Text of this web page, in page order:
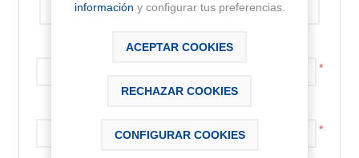
Código postal:
*
*
información y configurar tus preferencias.
ACEPTAR COOKIES
RECHAZAR COOKIES
CONFIGURAR COOKIES